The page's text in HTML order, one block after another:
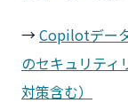
→Copilotデー
のセキュリティ
対策含む）